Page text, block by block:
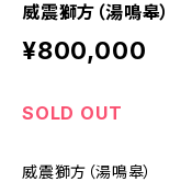
威震獅方（湯鳴皋）
¥800,000
SOLD OUT
威震獅方（湯鳴皋）